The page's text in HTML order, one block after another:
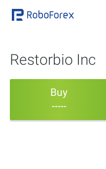
Restorbio Inc
Buy
-----